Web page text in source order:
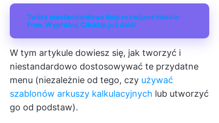
Twórz niestandardowe listy rozwijane Hassle-
Free. Wypróbuj ClickUp już dziś!
W tym artykule dowiesz się, jak tworzyć i
niestandardowo dostosowywać te przydatne
menu (niezależnie od tego, czy używać
szablonów arkuszy kalkulacyjnych lub utworzyć
go od podstaw).